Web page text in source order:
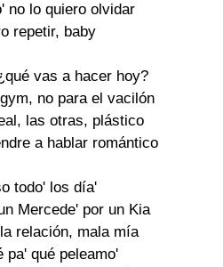
no lo quiero olvidar
repetir, baby
vas a hacer hoy?
no para el vacilón
las otras, plástico
a hablar romántico
todo' los día'
Mercede' por un Kia
relación, mala mía
pa' qué peleamo'